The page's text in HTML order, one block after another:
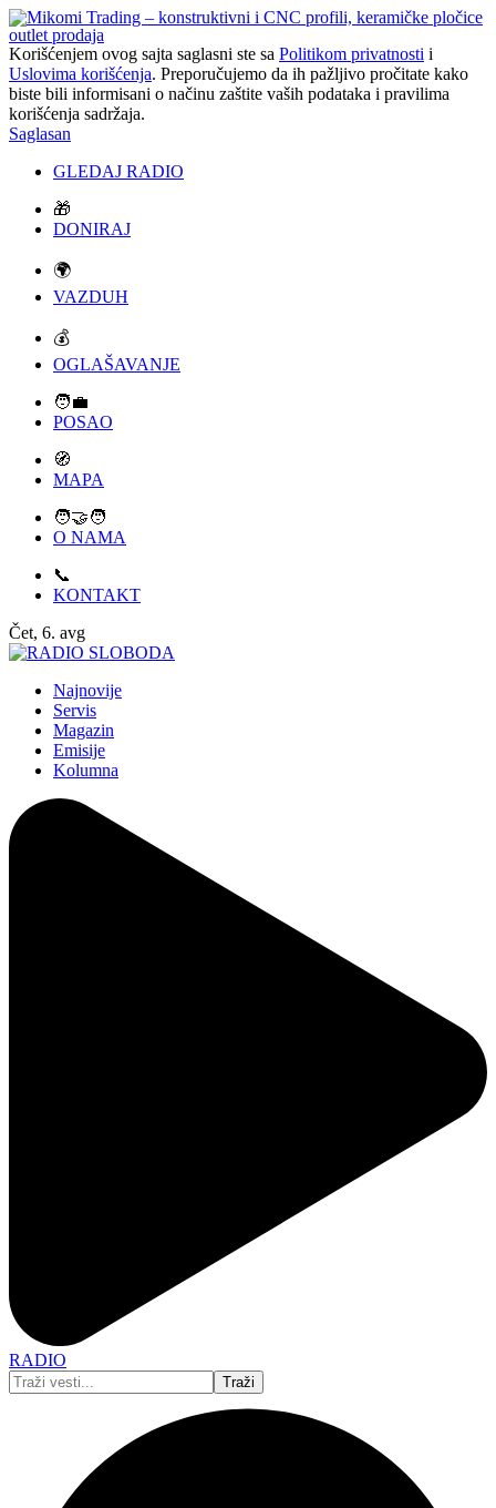
Korišćenjem ovog sajta saglasni ste sa Politikom privatnosti i
Uslovima korišćenja. Preporučujemo da ih pažljivo pročitate kako
biste bili informisani o načinu zaštite vaših podataka i pravilima
korišćenja sadržaja.
Saglasan
GLEDAJ RADIO
🎁
DONIRAJ
🌍
VAZDUH
💰
OGLAŠAVANJE
🧑‍💼
POSAO
🧭
MAPA
🧑‍🤝‍🧑
O NAMA
📞
KONTAKT
Čet, 6. avg
Najnovije
Servis
Magazin
Emisije
Kolumna
RADIO